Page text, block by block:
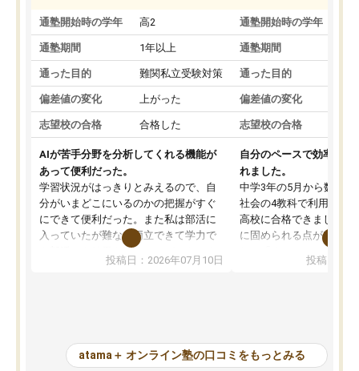
通塾開始時の学年 高2
通塾期間 1年以上
通った目的 難関私立受験対策
偏差値の変化 上がった
志望校の合格 合格した
AIが苦手分野を分析してくれる機能が
あって便利だった。
学習状況がはっきりとみえるので、自
分がいまどこにいるのかの把握がすぐ
にできて便利だった。また私は部活に
入っていたが難なく両立できて学力で
も部活でも結果を残すことができてよ
かった。また問題演習の際に、自分が
が、自分で自分の管理ができない人に
とっては難しい部分もあるのではない
投稿日：2026年07月10日
通塾開始時の学年
通塾期間
通った目的
偏差値の変化
志望校の合格
自分のペースで効率よく
れました。
中学3年の5月から数学・
社会の4教科で利用し、
高校に合格できました。
に固められる点が魅力で
項目のおかげで、手軽
元数が可視化されるので
しながら意欲的に取り組
投稿日：
atama＋ オンライン塾の口コミをもっとみる